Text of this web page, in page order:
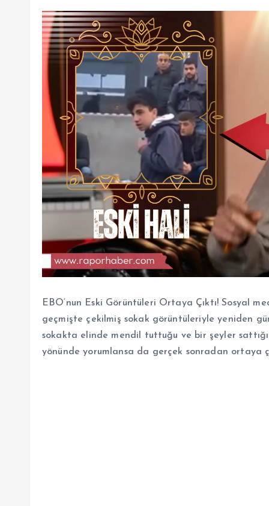
EBO‘nun Eski Görüntüleri Ortaya Çıktı! Sosyal
geçmişte çekilmiş sokak görüntüleriyle yeniden
sokakta elinde mendil tuttuğu ve bir şeyler
yönünde yorumlansa da gerçek sonradan ortaya